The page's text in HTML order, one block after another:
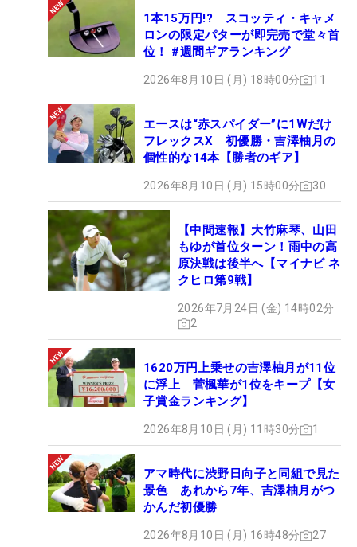
1本15万円!? スコッティ・キャメ
ロンの限定パターが即完売で堂々首
位！ #週間ギアランキング
2026年8月10日 (月) 18時00分 11
エースは“赤スパイダー”に1Wだけ
フレックスX 初優勝・吉澤柚月の
個性的な14本【勝者のギア】
2026年8月10日 (月) 15時00分 30
【中間速報】大竹麻琴、山田
もゆが首位ターン！雨中の高
原決戦は後半へ【マイナビ ネ
クヒロ第9戦】
2026年7月24日 (金) 14時02分
2
1620万円上乗せの吉澤柚月が11位
に浮上 菅楓華が1位をキープ【女
子賞金ランキング】
2026年8月10日 (月) 11時30分 1
アマ時代に渋野日向子と同組で見た
景色 あれから7年、吉澤柚月がつ
かんだ初優勝
2026年8月10日 (月) 16時48分 27